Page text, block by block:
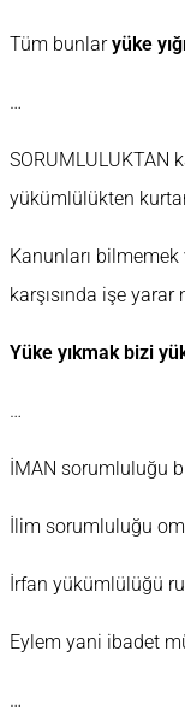
Tüm bunlaryüke
…
SORUMLULUKTAN
yükümlülükten
Kanunları
karşısında işe yarar
Yüke yıkmak bizi
…
İMAN sorumluluğu
İlim sorumluluğu
İrfan yükümlülüğü
Eylem yani ibadet
…